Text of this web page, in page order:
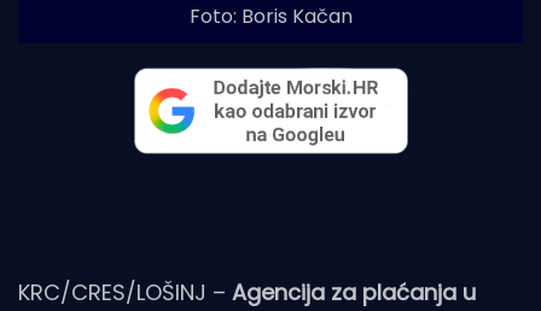
Foto: Boris Kačan
KRC/CRES/LOŠINJ – Agencija za plaćanja u